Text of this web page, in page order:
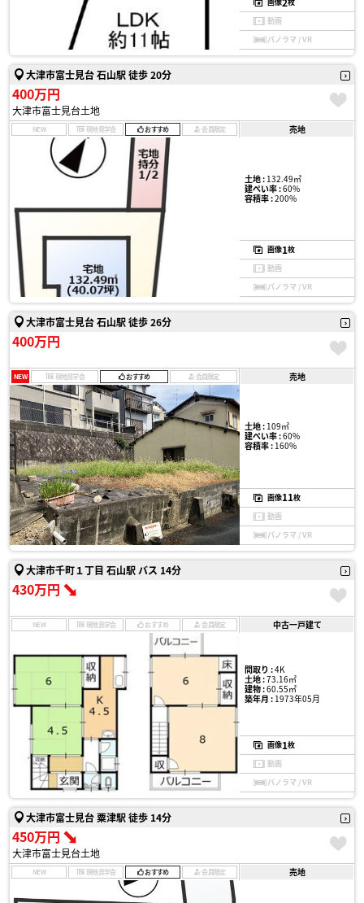
動画
パノラマ / VR
大津市富士見台 石山駅 徒歩 20分
400万円
大津市富士見台土地
NEW 現地見学会 おすすめ 会員限定 売地
土地 :132.49㎡
建ぺい率 :60%
容積率 :200%
画像1枚
動画
パノラマ / VR
大津市富士見台 石山駅 徒歩 26分
400万円
NEW 現地見学会 おすすめ 会員限定 売地
土地 :109㎡
建ぺい率 :60%
容積率 :160%
画像11枚
動画
パノラマ / VR
大津市千町１丁目 石山駅 バス 14分
430万円
NEW 現地見学会 おすすめ 会員限定 中古一戸建て
間取り :4K
土地 :73.16㎡
建物 :60.55㎡
築年月 :1973年05月
画像1枚
動画
パノラマ / VR
大津市富士見台 粟津駅 徒歩 14分
450万円
大津市富士見台土地
NEW 現地見学会 おすすめ 会員限定 売地